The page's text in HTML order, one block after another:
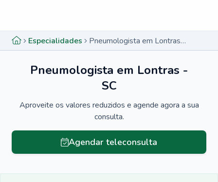
Especialidades Pneumologista em Lontras - SC
Pneumologista em Lontras -
SC
Aproveite os valores reduzidos e agende agora a sua
consulta.
Agendar teleconsulta